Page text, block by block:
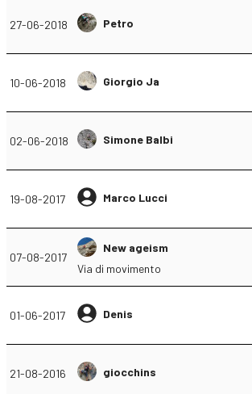
27-06-2018 Petro
10-06-2018 Giorgio Ja
02-06-2018 Simone Balbi
19-08-2017 Marco Lucci
07-08-2017
New ageism
Via di movimento
01-06-2017 Denis
21-08-2016 giocchins